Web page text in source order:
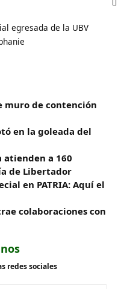
egresada de la UBV
muro de contención
en la goleada del
atienden a 160
de Libertador
en PATRIA: Aquí el
colaboraciones con
redes sociales